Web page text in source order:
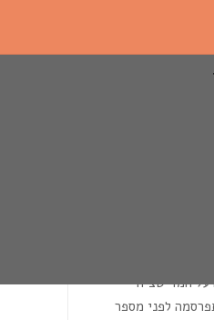
המדיטציה
לפני מספר